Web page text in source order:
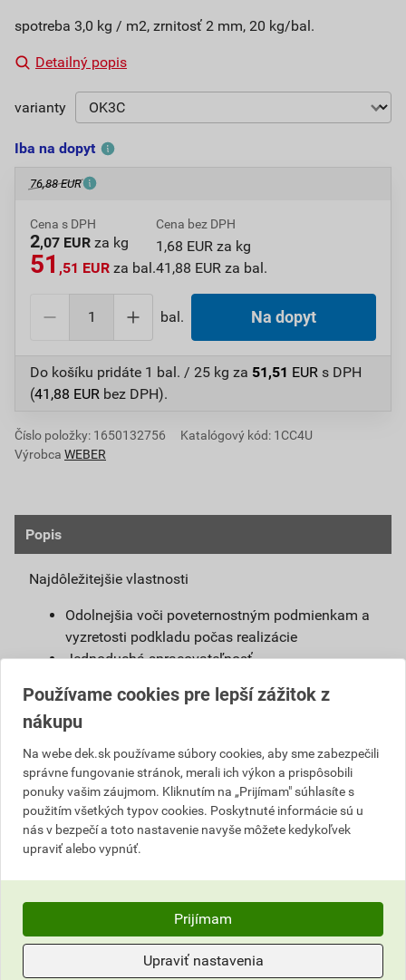
spotreba 3,0 kg / m2, zrnitosť 2 mm, 20 kg/bal.
Detailný popis
varianty
Iba na dopyt
76,88 EUR
Cena s DPH
2,07 EUR za kg
51 ,51 EUR za bal.
Cena bez DPH
1,68 EUR za kg
41,88 EUR za bal.
bal. Na dopyt
Do košíku pridáte 1 bal. / 25 kg za 51,51 EUR s DPH
(41,88 EUR bez DPH).
Číslo položky: 1650132756
Katalógový kód: 1CC4U
Výrobca WEBER
Popis
Najdôležitejšie vlastnosti
Odolnejšia voči poveternostným podmienkam a
vyzretosti podkladu počas realizácie
Jednoduchá spracovateľnosť
Vysoká vodoodpudivosť
Možnosť namiešať vo farebnom odtieni podľa
želania zákazníkov
Definícia
Jednoducho spracovateľná, umývateľná
pastovitá omietka vyrobená na báze akrylátovej
živice. Je pripravená na priame použitie na
podkladový náter weber 700.
Omietka slúži na ochranu stavby pred
Používame cookies pre lepší zážitok z
nákupu
Na webe dek.sk používame súbory cookies, aby sme zabezpečili
správne fungovanie stránok, merali ich výkon a prispôsobili
ponuky vašim záujmom. Kliknutím na „Prijímam" súhlasíte s
použitím všetkých typov cookies. Poskytnuté informácie sú u
nás v bezpečí a toto nastavenie navyše môžete kedykoľvek
upraviť alebo vypnúť.
Prijímam
Upraviť nastavenia